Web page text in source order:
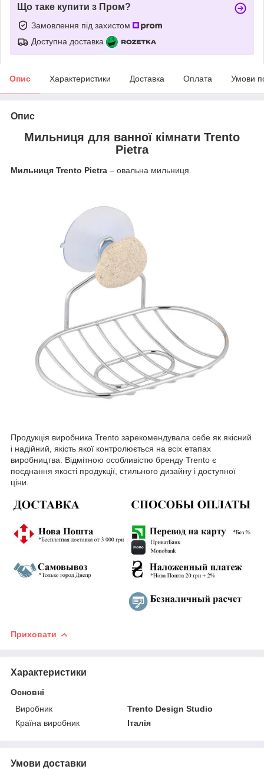
Що таке купити з Пром?
Замовлення під захистом
Доступна доставка
Опис Характеристики Доставка Оплата Умови
Опис
Мильниця для ванної кімнати Trento
Pietra
Мильниця Trento Pietra – овальна мильниця.
Продукція виробника Trento зарекомендувала себе як якісний
і надійний, якість якої контролюється на всіх етапах
виробництва. Відмітною особливістю бренду Trento є
поєднання якості продукції, стильного дизайну і доступної
ціни.
Приховати
Характеристики
Основні
Виробник
Trento Design Studio
Країна виробник
Італія
Умови доставки